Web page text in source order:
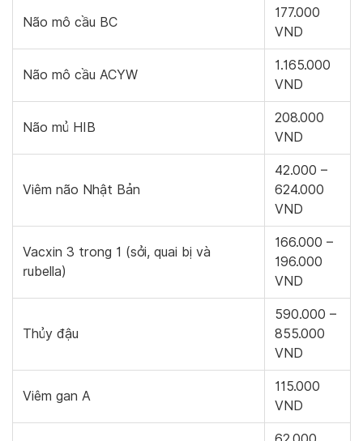
Não mô cầu BC
177.000
VND
Não mô cầu ACYW
1.165.000
VND
Não mủ HIB
208.000
VND
Viêm não Nhật Bản
42.000 –
624.000
VND
Vacxin 3 trong 1 (sởi, quai bị và
rubella)
166.000 –
196.000
VND
Thủy đậu
590.000 –
855.000
VND
Viêm gan A
115.000
VND